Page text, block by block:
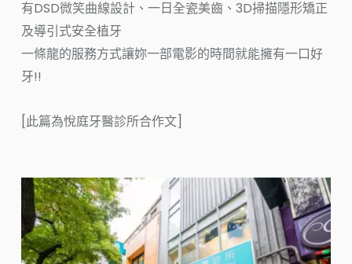
有DSD微笑曲線設計、一日全瓷美齒、3D掃描隱形矯正
及導引式安全植牙
一條龍的服務方式讓妳一部電影的時間就能擁有一口好
牙!!
[此篇為悅庭牙醫診所合作文]